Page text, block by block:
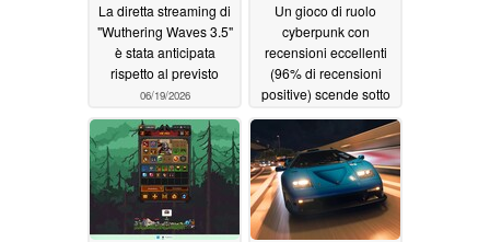
La diretta streaming di
"Wuthering Waves 3.5"
è stata anticipata
rispetto al previsto
06/19/2026
Un gioco di ruolo
cyberpunk con
recensioni eccellenti
(96% di recensioni
positive) scende sotto
gli 8 dollari su Steam
06/18/2026